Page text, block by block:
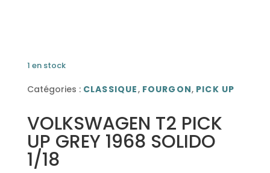
1 en stock
Catégories : CLASSIQUE, FOURGON, PICK UP
VOLKSWAGEN T2 PICK
UP GREY 1968 SOLIDO
1/18